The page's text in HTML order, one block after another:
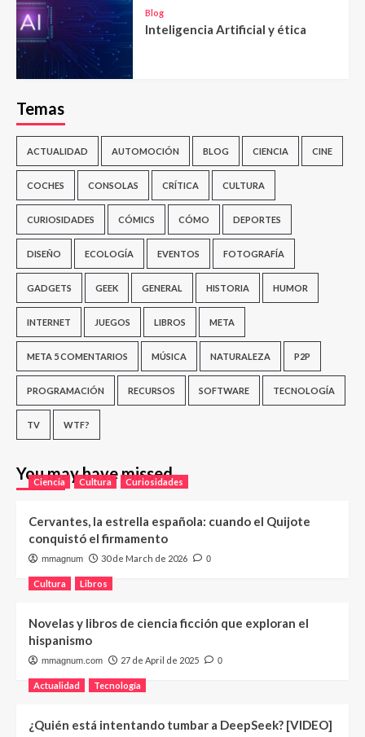
Blog
Inteligencia Artificial y ética
Temas
ACTUALIDAD AUTOMOCIÓN BLOG CIENCIA CINE
COCHES CONSOLAS CRÍTICA CULTURA
CURIOSIDADES CÓMICS CÓMO DEPORTES
DISEÑO ECOLOGÍA EVENTOS FOTOGRAFÍA
GADGETS GEEK GENERAL HISTORIA HUMOR
INTERNET JUEGOS LIBROS META
META 5 COMENTARIOS MÚSICA NATURALEZA P2P
PROGRAMACIÓN RECURSOS SOFTWARE TECNOLOGÍA
TV WTF?
You may have missed
Ciencia Cultura Curiosidades
Cervantes, la estrella española: cuando el Quijote
conquistó el firmamento
mmagnum 30 de March de 2026 0
Cultura Libros
Novelas y libros de ciencia ficción que exploran el
hispanismo
mmagnum.com 27 de April de 2025 0
Actualidad Tecnología
¿Quién está intentando tumbar a DeepSeek? [VIDEO]